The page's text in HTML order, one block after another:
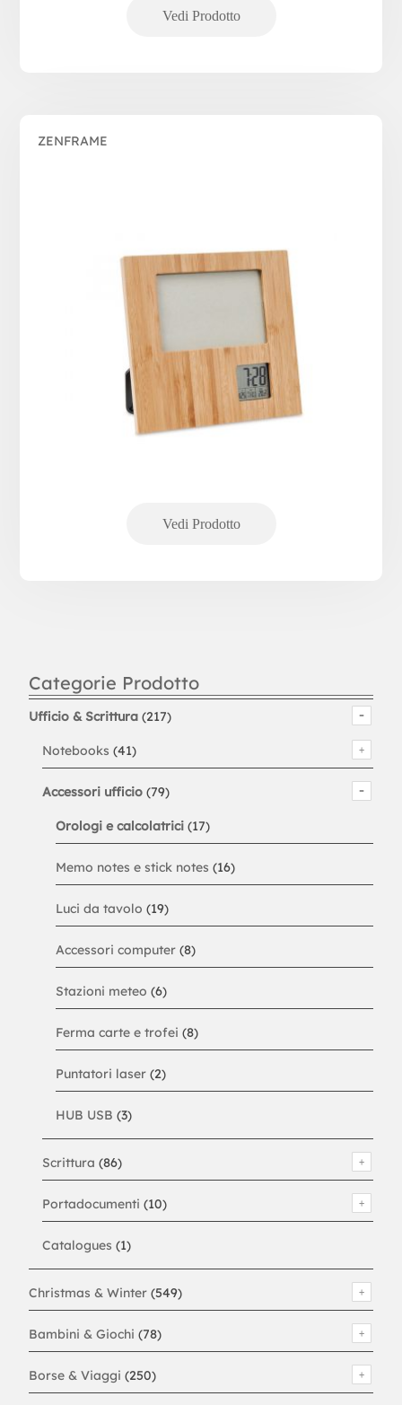
ZENFRAME
Categorie Prodotto
Ufficio & Scrittura (217)
Notebooks (41)
Accessori ufficio (79)
Orologi e calcolatrici (17)
Memo notes e stick notes (16)
Luci da tavolo (19)
Accessori computer (8)
Stazioni meteo (6)
Ferma carte e trofei (8)
Puntatori laser (2)
HUB USB (3)
Scrittura (86)
Portadocumenti (10)
Catalogues (1)
Christmas & Winter (549)
Bambini & Giochi (78)
Borse & Viaggi (250)